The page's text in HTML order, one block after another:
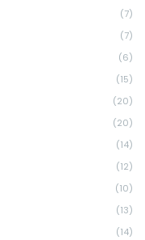
(7)
(7)
(6)
(15)
(20)
(20)
(14)
(12)
(10)
(13)
(14)